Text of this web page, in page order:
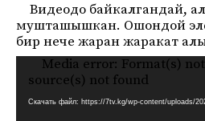
Видеодо байкалгандай,
мушташышкан. Ошондой
бир нече жаран жаракат
Видеоплеер
Media error: Format(s)
source(s) not found
Скачать файл: https://7tv.kg/wp-content/uploads/